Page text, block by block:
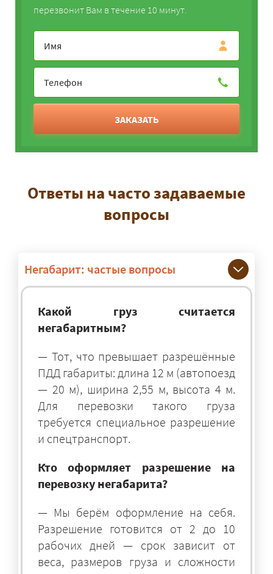
перезвонит Вам в течение 10 минут.
ЗАКАЗАТЬ
Ответы на часто задаваемые
вопросы
Негабарит: частые вопросы
Какой груз считается
негабаритным?
— Тот, что превышает разрешённые
ПДД габариты: длина 12 м (автопоезд
— 20 м), ширина 2,55 м, высота 4 м.
Для перевозки такого груза
требуется специальное разрешение
и спецтранспорт.
Кто оформляет разрешение на
перевозку негабарита?
— Мы берём оформление на себя.
Разрешение готовится от 2 до 10
рабочих дней — срок зависит от
веса, размеров груза и сложности